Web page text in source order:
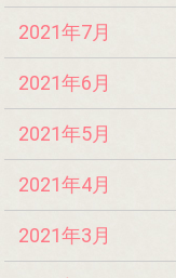
2021年7月
2021年6月
2021年5月
2021年4月
2021年3月